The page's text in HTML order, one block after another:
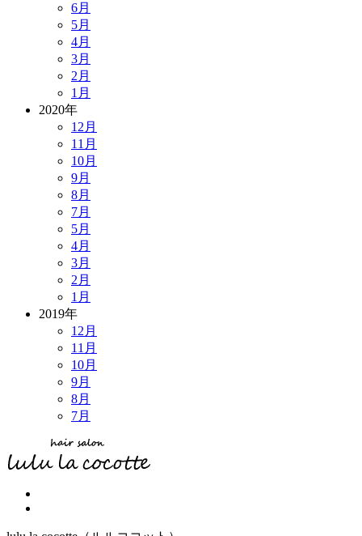
6月
5月
4月
3月
2月
1月
2020年
12月
11月
10月
9月
8月
7月
5月
4月
3月
2月
1月
2019年
12月
11月
10月
9月
8月
7月